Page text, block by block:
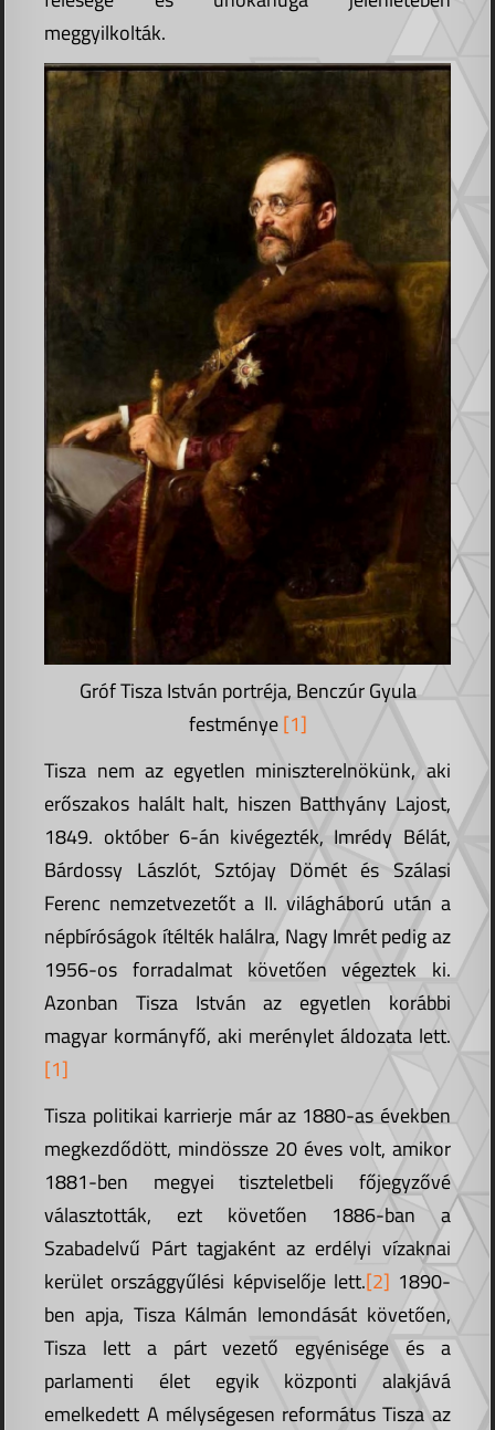
meggyilkolták.
Gróf Tisza István portréja, Benczúr Gyula
festménye[1]
Tisza nem az egyetlen miniszterelnökünk, aki
erőszakos halált halt, hiszen Batthyány Lajost,
1849. október 6-án kivégezték, Imrédy Bélát,
Bárdossy Lászlót, Sztójay Dömét és Szálasi
Ferenc nemzetvezetőt a II. világháború után a
népbíróságok ítélték halálra, Nagy Imrét pedig az
1956-os forradalmat követően végeztek ki.
Azonban Tisza István az egyetlen korábbi
magyar kormányfő, aki merénylet áldozata lett.
[1]
Tisza politikai karrierje már az 1880-as években
megkezdődött, mindössze 20 éves volt, amikor
1881-ben megyei tiszteletbeli főjegyzővé
választották, ezt követően 1886-ban a
Szabadelvű Párt tagjaként az erdélyi vízaknai
kerület országgyűlési képviselője lett.[2] 1890-
ben apja, Tisza Kálmán lemondását követően,
Tisza lett a párt vezető egyénisége és a
parlamenti élet egyik központi alakjává
emelkedett A mélységesen református Tisza az